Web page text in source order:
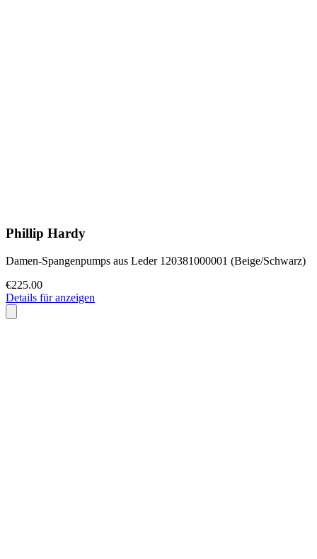
Phillip Hardy
Damen-Spangenpumps aus Leder 120381000001 (Beige/Schwarz)
€225.00
Details für anzeigen